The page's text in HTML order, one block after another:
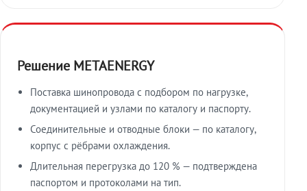
Решение METAENERGY
Поставка шинопровода с подбором по нагрузке,
документацией и узлами по каталогу и паспорту.
Соединительные и отводные блоки — по каталогу,
корпус с рёбрами охлаждения.
Длительная перегрузка до 120 % — подтверждена
паспортом и протоколами на тип.